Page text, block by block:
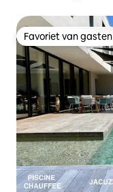
Favoriet van gasten
Favoriet van gasten